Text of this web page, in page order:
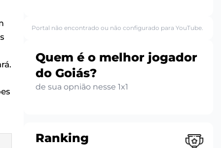
Portal não encontrado ou não configurado para YouTube.
Quem é o melhor jogador
do Goiás?
de sua opnião nesse 1x1
Ranking